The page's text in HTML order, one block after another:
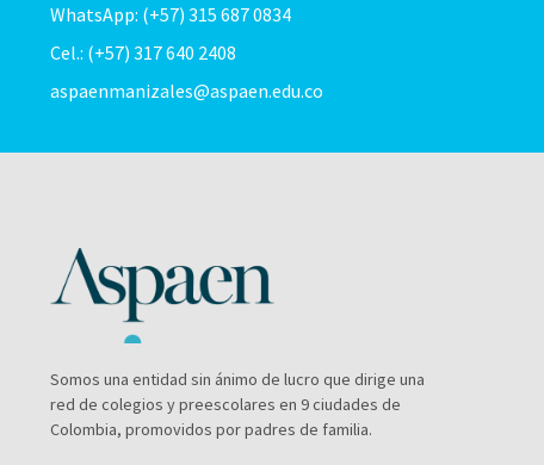
WhatsApp: (+57) 315 687 0834
Cel.: (+57) 317 640 2408
aspaenmanizales@aspaen.edu.co
Somos una entidad sin ánimo de lucro que dirige una
red de colegios y preescolares en 9 ciudades de
Colombia, promovidos por padres de familia.